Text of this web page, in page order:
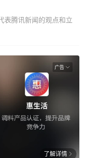
表腾讯新闻的观点和立
广告
了解详情